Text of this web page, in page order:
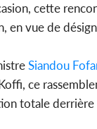
cette
en vue de
Siandou
ce
totale